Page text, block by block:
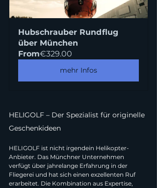
Hubschrauber Rundflug
über München
From€329.00
mehr Infos
HELIGOLF – Der Spezialist für originelle
Geschenkideen
HELIGOLF ist nicht irgendein Helikopter-
Anbieter. Das Münchner Unternehmen
verfügt über jahrelange Erfahrung in der
Fliegerei und hat sich einen exzellenten Ruf
erarbeitet. Die Kombination aus Expertise,